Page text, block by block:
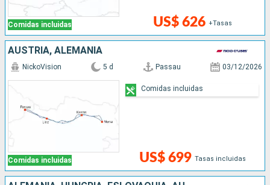
Comidas incluidas US$ 626 +Tasas
AUSTRIA, ALEMANIA
Comidas incluidas
NickoVision 5 d Passau 03/12/2026
US$ 699 Tasas incluidas
Comidas incluidas